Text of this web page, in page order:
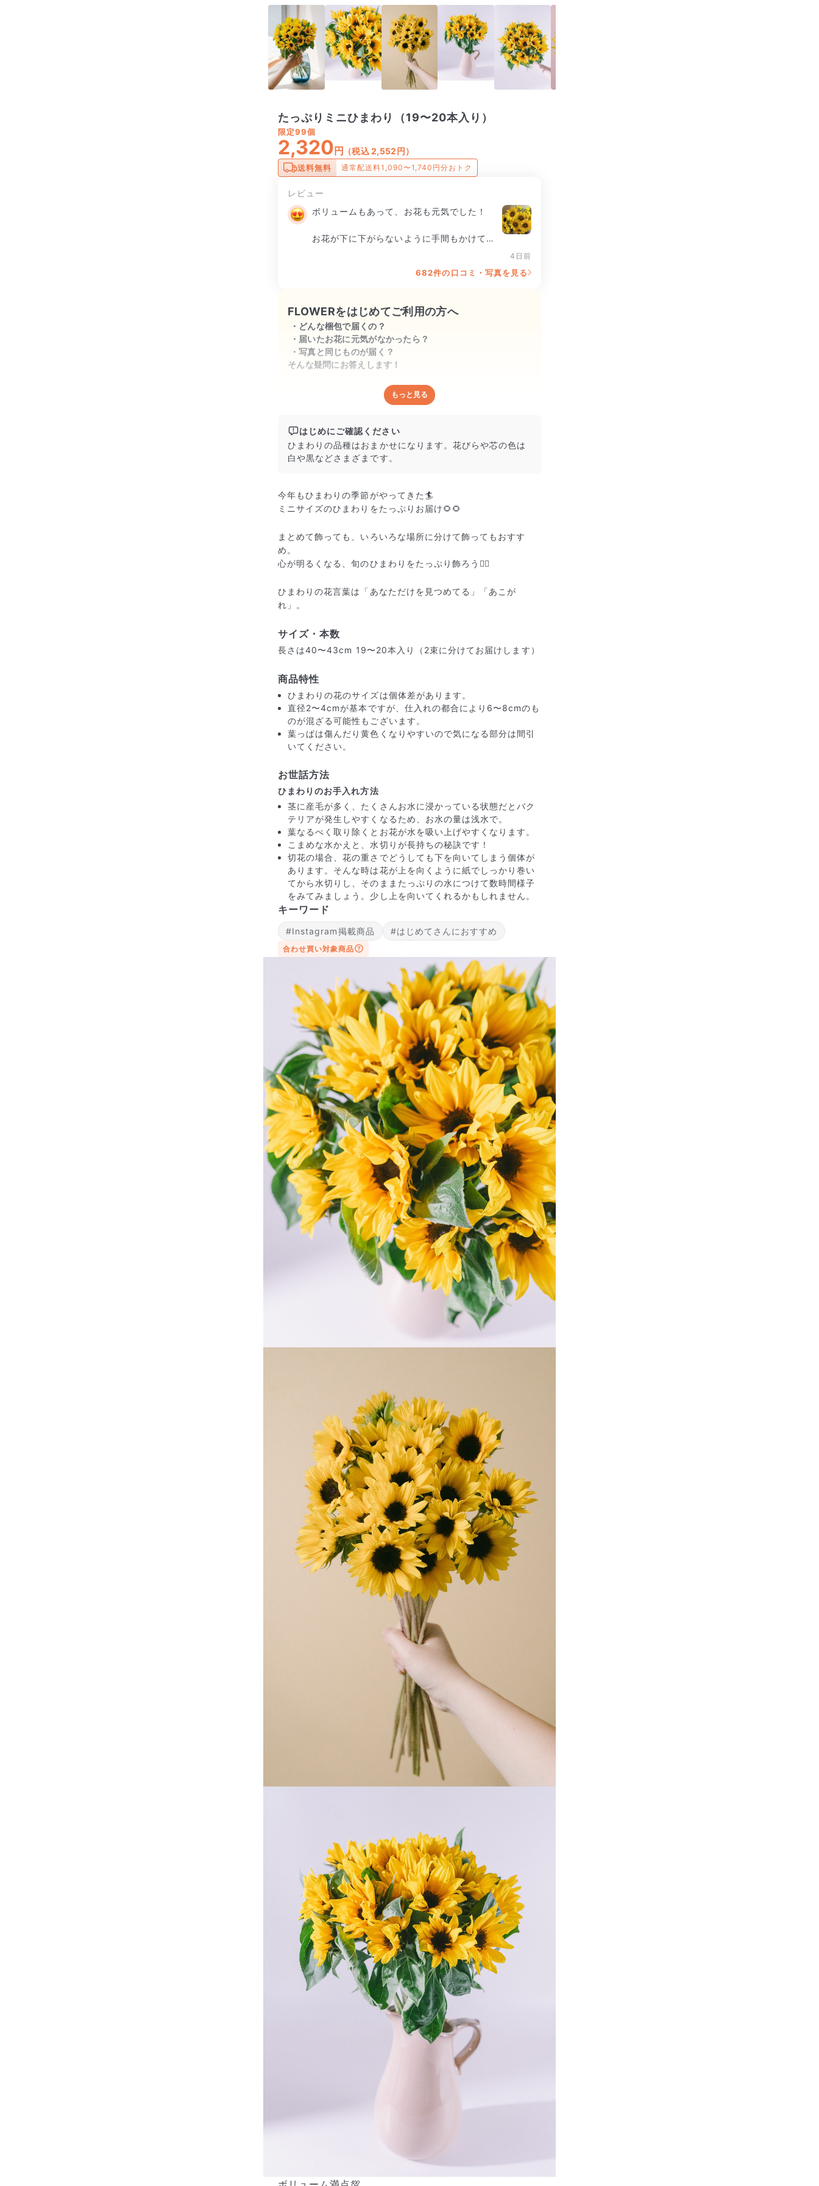
たっぷりミニひまわり（19〜20本入り）
限定99個
2,320円 （税込 2,552円）
送料無料 通常配送料1,090〜1,740円分おトク
レビュー
ボリュームもあって、お花も元気でした！
お花が下に下がらないように手間もかけて包
やっぱりひまわりは明るくなっていいです
ね。
4日前
682件の口コミ・写真を見る
FLOWERをはじめてご利用の方へ
どんな梱包で届くの？
届いたお花に元気がなかったら？
写真と同じものが届く？
そんな疑問にお答えします！
どんな梱包で届くの？
ボックスに丁寧に梱包してお届けしています。きゅっとまとめ
られて一見窮屈そうに見えますが、輸送中の衝撃による折れや
擦れを軽減する効果があります。
届いたお花に元気がなかったら？
もし届いたお花に「枯れている」「折れている」などの不備が
あった場合は、些細なことでもお気軽にサポートまでご連絡く
ださい。ご返金にて補償いたします。
写真と同じものが届く？
商品ページに掲載している写真は、実際にお届けする商品を撮
影したものです。お花は生き物なので、どうしても色味やサイ
ズ・咲き方に個体差はありますが、できるだけ写真のイメージ
に近いものをお届けできるように人の目でチェックをしていま
す。
Q. 毎月自動でお花が届くサービスですか？
いいえ、毎月自動でお届けするサービスではありません。好きな時
に好きな花をご注文いただけます。
ただいま沖縄・離島エリアへの配送には対応しておりません。ご了
お花をベストなタイミングで発送しているため、お届け日の指定は
ご注文後一定時間内であればキャンセル可能です。
もっと見る
はじめにご確認ください
ひまわりの品種はおまかせになります。花びらや芯の色は
白や黒などさまざまです。
今年もひまわりの季節がやってきた🏄
ミニサイズのひまわりをたっぷりお届け🌻🌻
まとめて飾っても、いろいろな場所に分けて飾ってもおすす
め。
心が明るくなる、旬のひまわりをたっぷり飾ろう👯‍♀️
ひまわりの花言葉は「あなただけを見つめてる」「あこが
れ」。
サイズ・本数
長さは40〜43cm 19〜20本入り（2束に分けてお届けします）
商品特性
ひまわりの花のサイズは個体差があります。
直径2〜4cmが基本ですが、仕入れの都合により6〜8cmのも
のが混ざる可能性もございます。
葉っぱは傷んだり黄色くなりやすいので気になる部分は間引
いてください。
お世話方法
ひまわりのお手入れ方法
茎に産毛が多く、たくさんお水に浸かっている状態だとバク
テリアが発生しやすくなるため、お水の量は浅水で。
葉なるべく取り除くとお花が水を吸い上げやすくなります。
こまめな水かえと、水切りが長持ちの秘訣です！
切花の場合、花の重さでどうしても下を向いてしまう個体が
あります。そんな時は花が上を向くように紙でしっかり巻い
てから水切りし、そのままたっぷりの水につけて数時間様子
をみてみましょう。少し上を向いてくれるかもしれません。
キーワード
#Instagram掲載商品 #はじめてさんにおすすめ
合わせ買い対象商品